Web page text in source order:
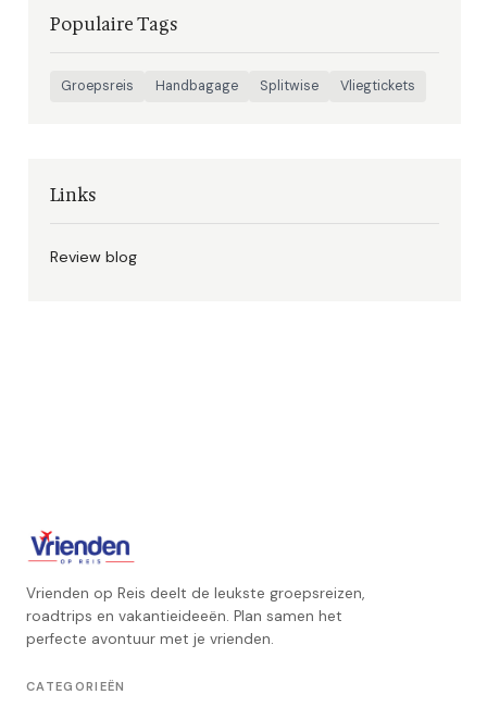
Populaire Tags
Groepsreis Handbagage Splitwise Vliegtickets
Links
Review blog
Vrienden op Reis deelt de leukste groepsreizen,
roadtrips en vakantieideeën. Plan samen het
perfecte avontuur met je vrienden.
CATEGORIEËN